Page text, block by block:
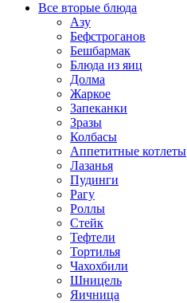
Все вторые блюда
Азу
Бефстроганов
Бешбармак
Блюда из яиц
Долма
Жаркое
Запеканки
Зразы
Колбасы
Аппетитные котлеты
Лазанья
Пудинги
Рагу
Роллы
Стейк
Тефтели
Тортилья
Чахохбили
Шницель
Яичница